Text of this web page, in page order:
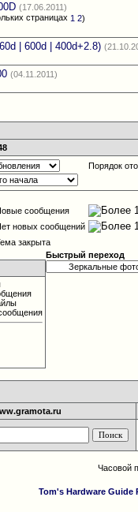
(17.06.2011)
1 2)
| 600d | 400d+2.8)
(04.11.2011)
Порядок
сообщения
новых сообщений
закрыта
Быстрый переход
Часовой
Tom's Hardware Guide